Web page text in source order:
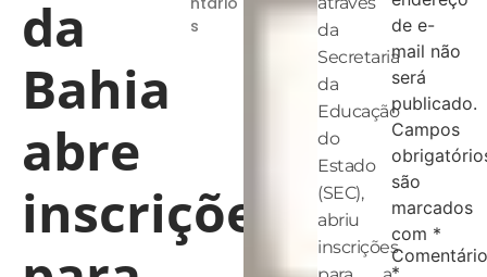
da
Bahia
abre
inscrições
s
da
Secretaria
da
Educação
do
Estado
(SEC),
abriu
inscrições
de e-
mail não
será
publicado.
Campos
são
marcados
com *
Comentário
*